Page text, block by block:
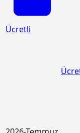
Ücretli